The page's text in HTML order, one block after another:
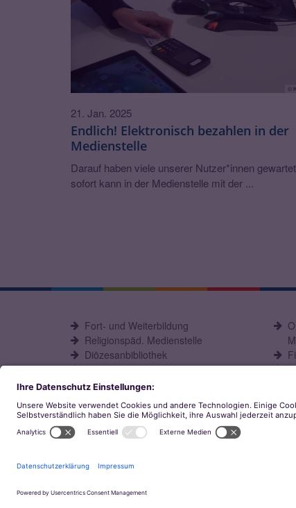
©
Endlich! Elektronisch bezahlen in der
Medienstelle
21. Jan. 2025
Darauf haben viele unserer Nutzer*innen
sofort kann in der Medienstelle mit der ...
Fort- und Weiterbildung
Religionspäd. Medienstelle
Diözesanbibliothek
Büchereiarbeit